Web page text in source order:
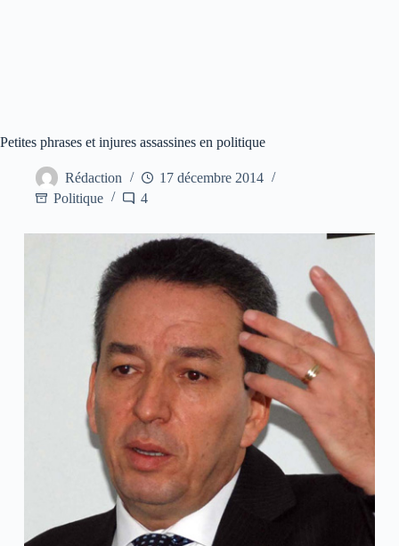
Petites phrases et injures assassines en politique
Rédaction
17 décembre 2014
Politique
4